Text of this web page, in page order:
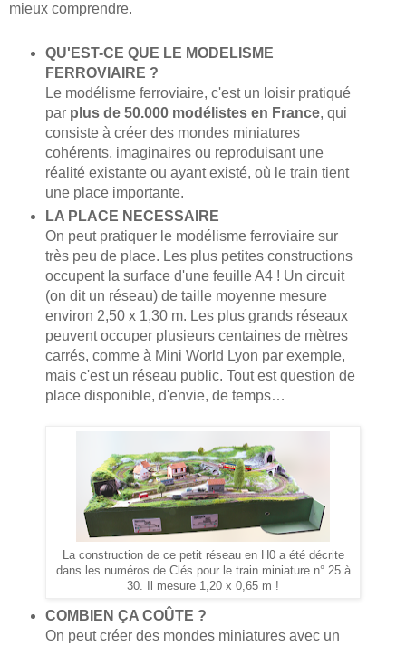
mieux comprendre.
QU'EST-CE QUE LE MODELISME
FERROVIAIRE ?
Le modélisme ferroviaire, c'est un loisir pratiqué
par plus de 50.000 modélistes en France, qui
consiste à créer des mondes miniatures
cohérents, imaginaires ou reproduisant une
réalité existante ou ayant existé, où le train tient
une place importante.
LA PLACE NECESSAIRE
On peut pratiquer le modélisme ferroviaire sur
très peu de place. Les plus petites constructions
occupent la surface d'une feuille A4 ! Un circuit
(on dit un réseau) de taille moyenne mesure
environ 2,50 x 1,30 m. Les plus grands réseaux
peuvent occuper plusieurs centaines de mètres
carrés, comme à Mini World Lyon par exemple,
mais c'est un réseau public. Tout est question de
place disponible, d'envie, de temps…
La construction de ce petit réseau en H0 a été décrite
dans les numéros de Clés pour le train miniature n° 25 à
30. Il mesure 1,20 x 0,65 m !
COMBIEN ÇA COÛTE ?
On peut créer des mondes miniatures avec un